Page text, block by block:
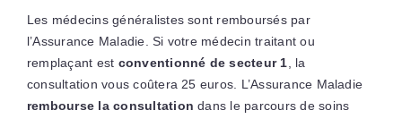
Les médecins généralistes sont remboursés par
l’Assurance Maladie. Si votre médecin traitant ou
remplaçant est conventionné de secteur 1, la
consultation vous coûtera 25 euros. L’Assurance Maladie
rembourse la consultation dans le parcours de soins